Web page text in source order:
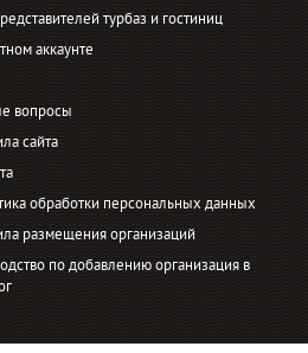
турбаз и гостиниц
аккаунте
вопросы
сайта
обработки персональных данных
размещения организаций
по добавлению организация в